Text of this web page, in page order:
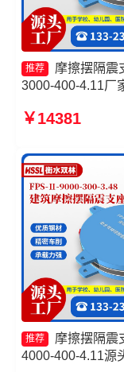
推荐
摩擦摆隔震
3000-400-4.11厂
源头工厂 建筑摩
500-3.8
￥14381
推荐
摩擦摆隔震
4000-400-4.11源